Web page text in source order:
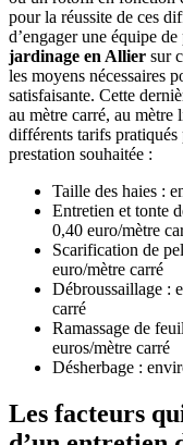
pour la réussite de ces
d’engager une équipe
jardinage en Allier sur
les moyens nécessaires
satisfaisante. Cette
au mètre carré, au mètre
différents tarifs
prestation souhaitée :
Taille des haies :
Entretien et tonte
0,40 euro/mètre
Scarification de
euro/mètre carré
Débroussaillage :
carré
Ramassage de
euros/mètre carré
Désherbage :
Les facteurs